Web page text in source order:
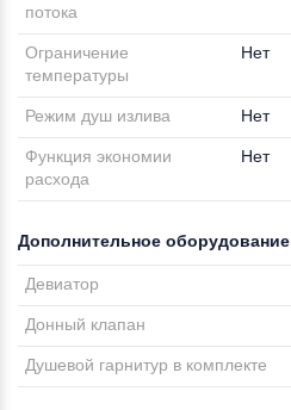
потока
Ограничение
температуры
Нет
Режим душ излива Нет
Функция экономии
расхода
Нет
Дополнительное оборудование
Девиатор
Донный клапан
Душевой гарнитур в комплекте